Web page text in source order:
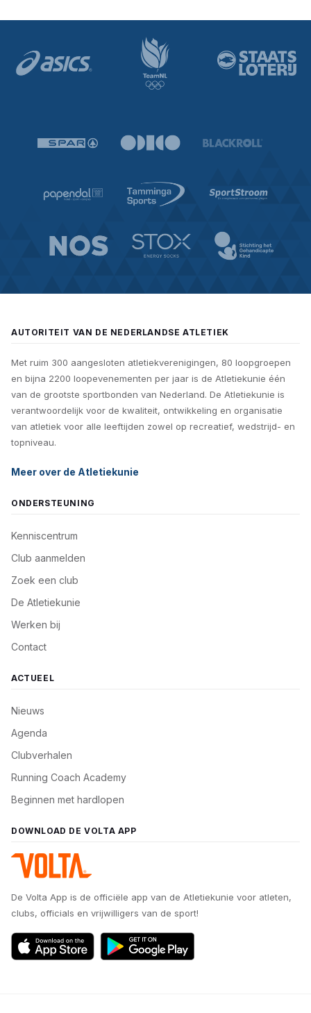
AUTORITEIT VAN DE NEDERLANDSE ATLETIEK
Met ruim 300 aangesloten atletiekverenigingen, 80 loopgroepen
en bijna 2200 loopevenementen per jaar is de Atletiekunie één
van de grootste sportbonden van Nederland. De Atletiekunie is
verantwoordelijk voor de kwaliteit, ontwikkeling en organisatie
van atletiek voor alle leeftijden zowel op recreatief, wedstrijd- en
topniveau.
Meer over de Atletiekunie
ONDERSTEUNING
Kenniscentrum
Club aanmelden
Zoek een club
De Atletiekunie
Werken bij
Contact
ACTUEEL
Nieuws
Agenda
Clubverhalen
Running Coach Academy
Beginnen met hardlopen
DOWNLOAD DE VOLTA APP
De Volta App is de officiële app van de Atletiekunie voor atleten,
clubs, officials en vrijwilligers van de sport!